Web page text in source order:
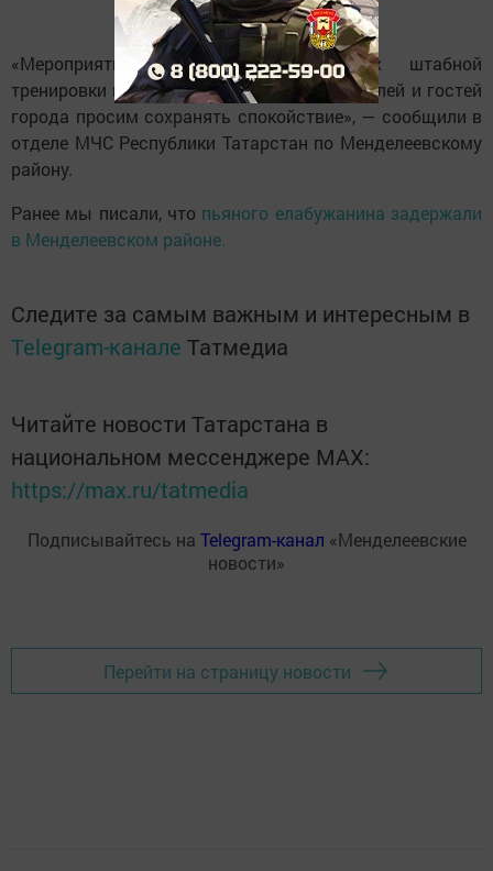
«Мероприятие проводится в рамках штабной
тренировки по гражданской обороне. Жителей и гостей
города просим сохранять спокойствие», — сообщили в
отделе МЧС Республики Татарстан по Менделеевскому
району.
Ранее мы писали, что пьяного елабужанина задержали
в Менделеевском районе.
Следите за самым важным и интересным в
Telegram-канале Татмедиа
Читайте новости Татарстана в
национальном мессенджере MАХ:
https://max.ru/tatmedia
Подписывайтесь на Telegram-канал «Менделеевские
новости»
Перейти на страницу новости